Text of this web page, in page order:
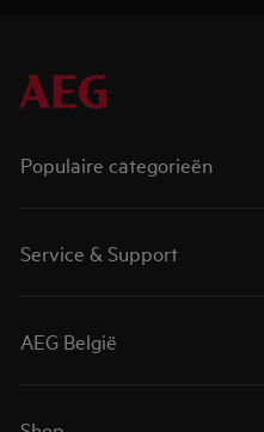
Populaire categorieën
Service & Support
AEG België